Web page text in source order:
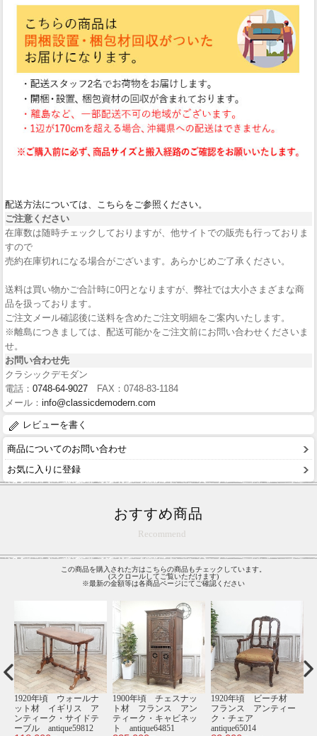
配送方法については、こちらをご参照ください。
ご注意ください
在庫数は随時チェックしておりますが、他サイトでの販売も行っておりま
すので
売約在庫切れになる場合がございます。あらかじめご了承ください。
送料は買い物かご合計時に0円となりますが、弊社では大小さまざまな商
品を扱っております。
ご注文メール確認後に送料を含めたご注文明細をご案内いたします。
※離島につきましては、配送可能かをご注文前にお問い合わせくださいま
せ。
お問い合わせ先
クラシックデモダン
電話： 0748-64-9027 FAX：0748-83-1184
メール： info@classicdemodern.com
レビューを書く
商品についてのお問い合わせ
お気に入りに登録
おすすめ商品
Recommend
この商品を購入された方はこちらの商品もチェックしています。
(スクロールしてご覧いただけます)
※最新の金額等は各商品ページにてご確認ください
1880年頃 オーク材
フランス アンティー
ク・キャビネット
antique63625
1910年頃 オーク材
イギリス アンティー
ク・コンソール
antique57667
1920年頃 オーク材
イギリス アンティー
ク・ベンチ
antique80759